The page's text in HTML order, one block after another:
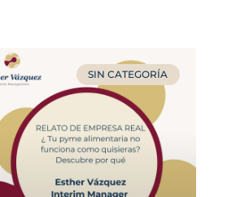
SIN CATEGORÍA